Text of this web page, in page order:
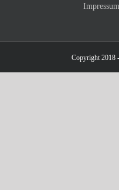
Impressum
Copyright 2018